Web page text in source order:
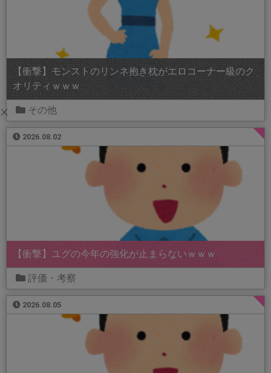
【衝撃】モンストのリンネ抱き枕がエロコーナー級のク
オリティｗｗｗ
その他
2026.08.02
【衝撃】ユグの今年の強化が止まらないｗｗｗ
評価・考察
2026.08.05